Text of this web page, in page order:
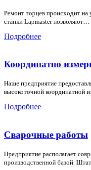
Ремонт торцев происходит
станки Lapmaster позволяют…
Подробнее
Координатно
Наше предприятие
высокоточной координатной
Подробнее
Сварочные работы
Предприятие располагает
производственной базой.